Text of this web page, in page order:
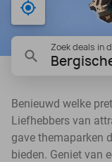
Bij mij in de
Zoek deals in
Benieuwd welke
Liefhebbers van
gave themaparken
bieden. Geniet van